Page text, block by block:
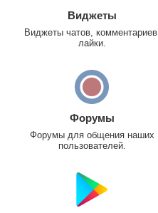
Виджеты
Виджеты чатов,
лайки.
Форумы
Форумы для общения наших
пользователей.